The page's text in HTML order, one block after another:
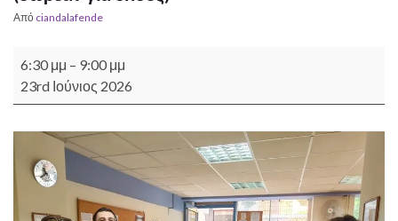
Από ciandalafende
6:30 μμ – 9:00 μμ
23rd Ιούνιος 2026